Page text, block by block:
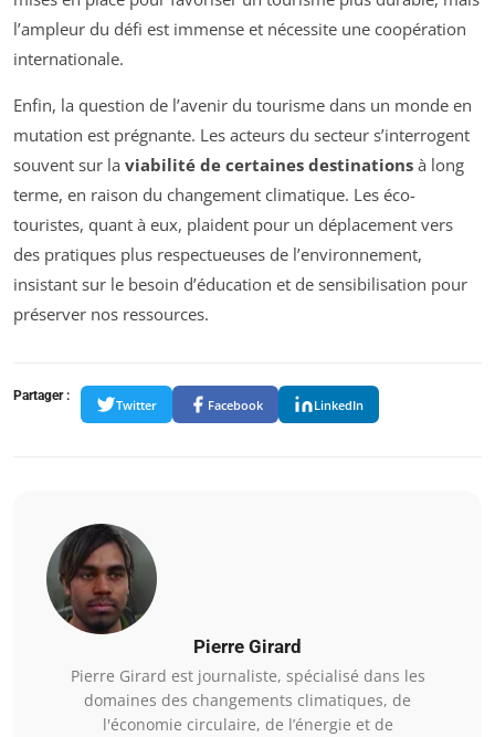
l’ampleur du défi est immense et nécessite une coopération
internationale.
Enfin, la question de l’avenir du tourisme dans un monde en
mutation est prégnante. Les acteurs du secteur s’interrogent
souvent sur la viabilité de certaines destinations à long
terme, en raison du changement climatique. Les éco-
touristes, quant à eux, plaident pour un déplacement vers
des pratiques plus respectueuses de l’environnement,
insistant sur le besoin d’éducation et de sensibilisation pour
préserver nos ressources.
Partager :
Twitter Facebook LinkedIn
Pierre Girard
Pierre Girard est journaliste, spécialisé dans les
domaines des changements climatiques, de
l'économie circulaire, de l’énergie et de